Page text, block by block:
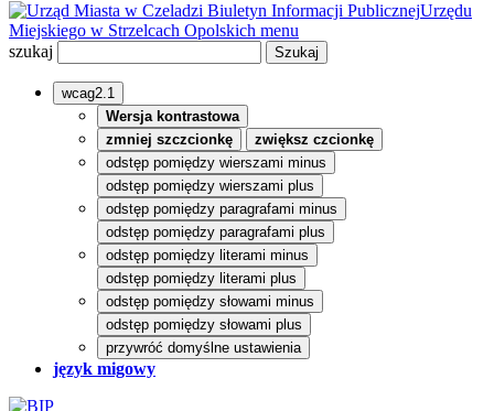
Biuletyn Informacji PublicznejUrzędu
Miejskiego w Strzelcach Opolskich menu
szukaj
wcag2.1
Wersja kontrastowa
zmniej szczcionkę
zwiększ czcionkę
odstęp pomiędzy wierszami minus
odstęp pomiędzy wierszami plus
odstęp pomiędzy paragrafami minus
odstęp pomiędzy paragrafami plus
odstęp pomiędzy literami minus
odstęp pomiędzy literami plus
odstęp pomiędzy słowami minus
odstęp pomiędzy słowami plus
przywróć domyślne ustawienia
język migowy